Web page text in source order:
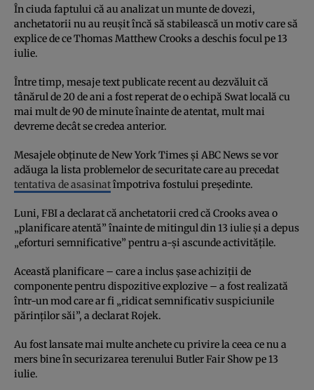
În ciuda faptului că au analizat un munte de dovezi,
anchetatorii nu au reușit încă să stabilească un motiv care să
explice de ce Thomas Matthew Crooks a deschis focul pe 13
iulie.
Între timp, mesaje text publicate recent au dezvăluit că
tânărul de 20 de ani a fost reperat de o echipă Swat locală cu
mai mult de 90 de minute înainte de atentat, mult mai
devreme decât se credea anterior.
Mesajele obținute de New York Times și ABC News se vor
adăuga la lista problemelor de securitate care au precedat
tentativa de asasinatîmpotriva fostului președinte.
Luni, FBI a declarat că anchetatorii cred că Crooks avea o
„planificare atentă” înainte de mitingul din 13 iulie și a depus
„eforturi semnificative” pentru a-și ascunde activitățile.
Această planificare – care a inclus șase achiziții de
componente pentru dispozitive explozive – a fost realizată
într-un mod care ar fi „ridicat semnificativ suspiciunile
părinților săi”, a declarat Rojek.
Au fost lansate mai multe anchete cu privire la ceea ce nu a
mers bine în securizarea terenului Butler Fair Show pe 13
iulie.